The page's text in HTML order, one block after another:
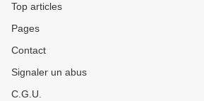
Top articles
Pages
Contact
Signaler un abus
C.G.U.